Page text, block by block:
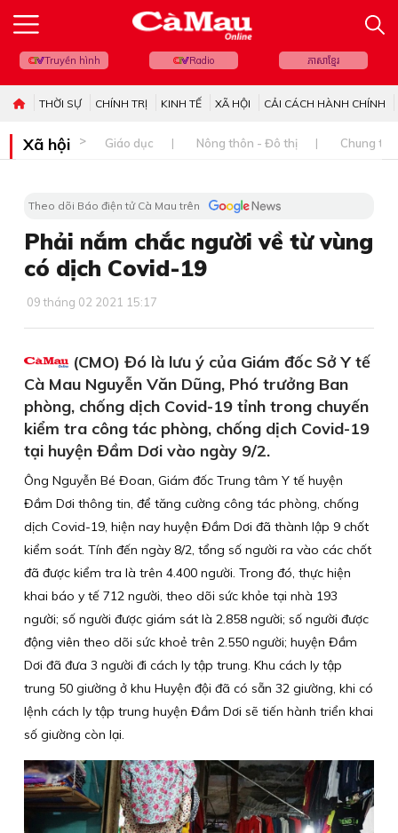
Truyền hình Radio ភាសាខ្មែរ
THỜI SỰ CHÍNH TRỊ KINH TẾ XÃ HỘI CẢI CÁCH HÀNH CHÍNH
Xã hội Giáo dục Nông thôn - Đô thị Chung
Theo dõi Báo điện tử Cà Mau trên
Phải nắm chắc người về từ vùng
có dịch Covid-19
09 tháng 02 2021 15:17
(CMO) Đó là lưu ý của Giám đốc Sở Y tế
Cà Mau Nguyễn Văn Dũng, Phó trưởng Ban
phòng, chống dịch Covid-19 tỉnh trong chuyến
kiểm tra công tác phòng, chống dịch Covid-19
tại huyện Đầm Dơi vào ngày 9/2.
Ông Nguyễn Bé Đoan, Giám đốc Trung tâm Y tế huyện
Đầm Dơi thông tin, để tăng cường công tác phòng, chống
dịch Covid-19, hiện nay huyện Đầm Dơi đã thành lập 9 chốt
kiểm soát. Tính đến ngày 8/2, tổng số người ra vào các chốt
đã được kiểm tra là trên 4.400 người. Trong đó, thực hiện
khai báo y tế 712 người, theo dõi sức khỏe tại nhà 193
người; số người được giám sát là 2.858 người; số người được
động viên theo dõi sức khoẻ trên 2.550 người; huyện Đầm
Dơi đã đưa 3 người đi cách ly tập trung. Khu cách ly tập
trung 50 giường ở khu Huyện đội đã có sẵn 32 giường, khi có
lệnh cách ly tập trung huyện Đầm Dơi sẽ tiến hành triển khai
số giường còn lại.